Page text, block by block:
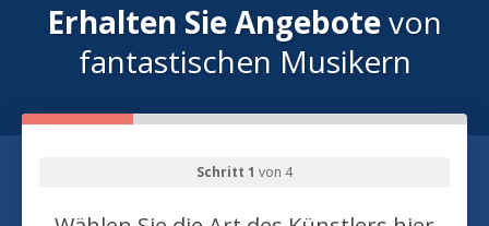
Erhalten Sie Angebotevon
fantastischen Musikern
Schritt 1 von 4